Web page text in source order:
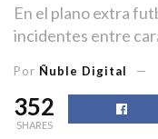
En el plano extra
incidentes entre
Por Ñuble Digital
352
SHARES